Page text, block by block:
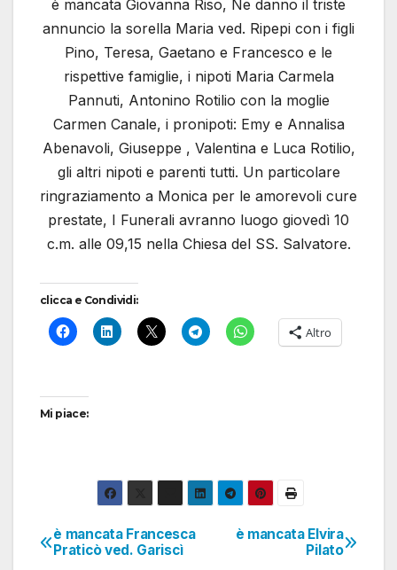
è mancata Giovanna Riso, Ne danno il triste
annuncio la sorella Maria ved. Ripepi con i figli
Pino, Teresa, Gaetano e Francesco e le
rispettive famiglie, i nipoti Maria Carmela
Pannuti, Antonino Rotilio con la moglie
Carmen Canale, i pronipoti: Emy e Annalisa
Abenavoli, Giuseppe , Valentina e Luca Rotilio,
gli altri nipoti e parenti tutti. Un particolare
ringraziamento a Monica per le amorevoli cure
prestate, I Funerali avranno luogo giovedì 10
c.m. alle 09,15 nella Chiesa del SS. Salvatore.
clicca e Condividi:
Altro
Mi piace:
Navigazione
è mancata Elvira
Pilato
è mancata Francesca
Praticò ved. Gariscì